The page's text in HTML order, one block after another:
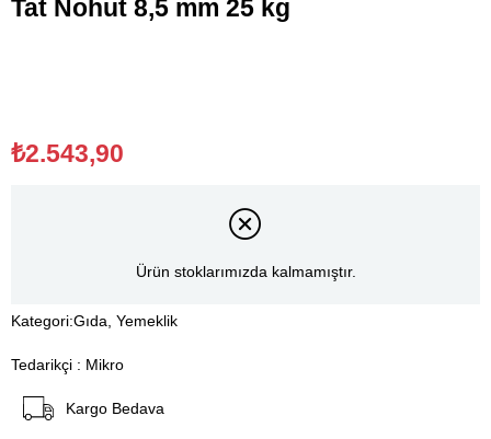
Tat Nohut 8,5 mm 25 kg
₺2.543,90
Ürün stoklarımızda kalmamıştır.
Kategori:Gıda, Yemeklik
Tedarikçi : Mikro
Kargo Bedava